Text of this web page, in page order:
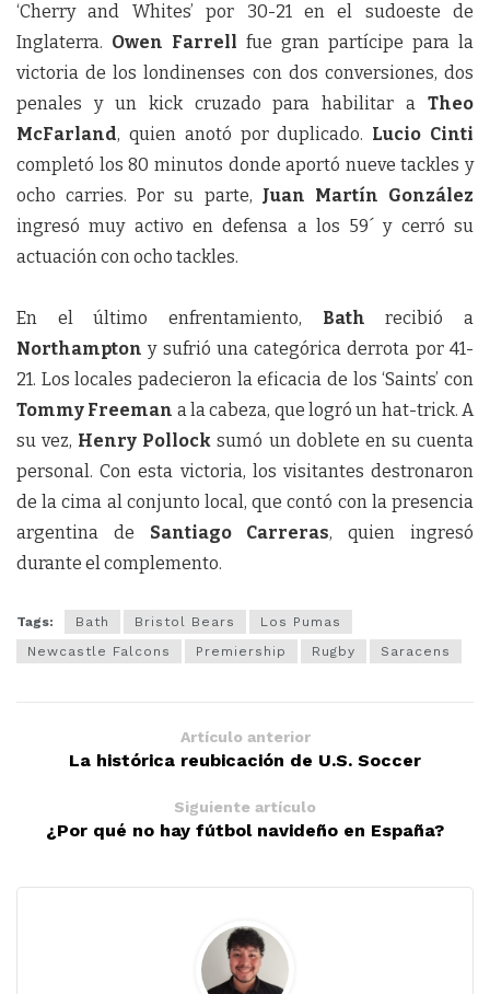
‘Cherry and Whites’ por 30-21 en el sudoeste de
Inglaterra. Owen Farrell fue gran partícipe para la
victoria de los londinenses con dos conversiones, dos
penales y un kick cruzado para habilitar a Theo
McFarland, quien anotó por duplicado. Lucio Cinti
completó los 80 minutos donde aportó nueve tackles y
ocho carries. Por su parte, Juan Martín González
ingresó muy activo en defensa a los 59´ y cerró su
actuación con ocho tackles.
En el último enfrentamiento, Bath recibió a
Northampton y sufrió una categórica derrota por 41-
21. Los locales padecieron la eficacia de los ‘Saints’ con
Tommy Freeman a la cabeza, que logró un hat-trick. A
su vez, Henry Pollock sumó un doblete en su cuenta
personal. Con esta victoria, los visitantes destronaron
de la cima al conjunto local, que contó con la presencia
argentina de Santiago Carreras, quien ingresó
durante el complemento.
Tags: Bath Bristol Bears
Los Pumas
Newcastle Falcons
Premiership Rugby Saracens
Artículo anterior
La histórica reubicación de U.S. Soccer
Siguiente artículo
¿Por qué no hay fútbol navideño en España?